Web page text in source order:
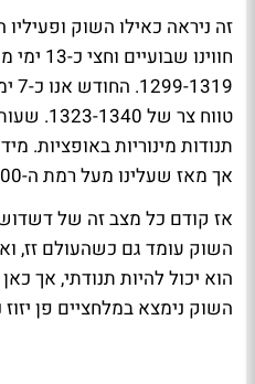
זה ניראה כאילו השוק
טווח צר
תנודות מינוריות באופציות.
אך מאז שעלינו מעל רמת ה-1300 זה המצב.
אז קודם כל מצב זה של
השוק עומד גם כשהעולם זז,
הוא יכול להיות תנודתי, אך
השוק נימצא במלחציים פן